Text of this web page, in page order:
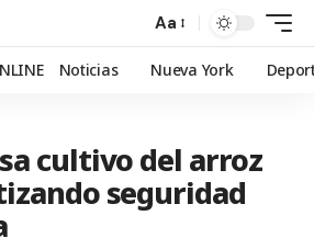
Aa
Noticias Nueva York
cultivo del arroz
seguridad